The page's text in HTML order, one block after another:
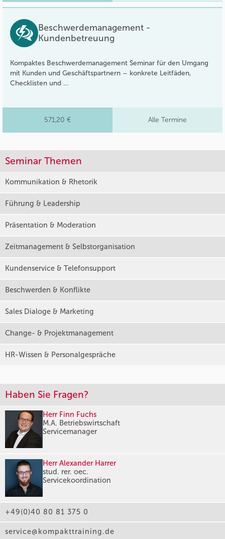
Seminar Themen
Kommunikation & Rhetorik
Führung & Leadership
Präsentation & Moderation
Zeitmanagement & Selbstorganisation
Kundenservice & Telefonsupport
Beschwerden & Konflikte
Sales Dialoge & Marketing
Change- & Projektmanagement
HR-Wissen & Personalgespräche
Haben Sie Fragen?
Herr Finn Fuchs
M.A. Betriebswirtschaft
Servicemanager
Herr Alexander Harrer
stud. rer. oec.
Servicekoordination
+49(0)40 80 81 375 0
service@kompakttraining.de
Beschwerdemanagement -
Kundenbetreuung
Kompaktes Beschwerdemanagement Seminar für den Umgang
mit Kunden und Geschäftspartnern – konkrete Leitfäden,
Checklisten und …
571,20 € Alle Termine